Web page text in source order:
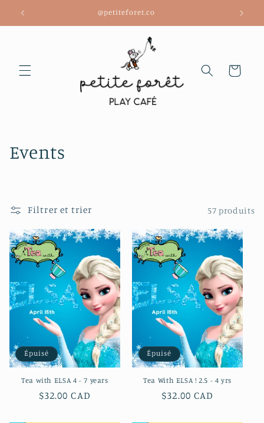
passer
au
@petiteforet.co
Panier
C
e
c
t
i
o
n
Events
Filtrer et trier 57 produits
Épuisé
Tea with ELSA 4 - 7 years
Prix
$32.00 CAD
Épuisé
Tea With ELSA ! 2.5 - 4 yrs
Prix
$32.00 CAD